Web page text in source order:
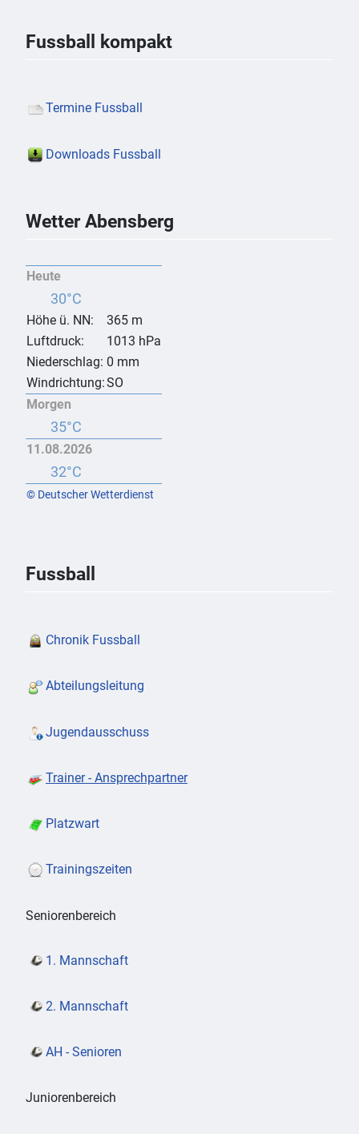
Fussball
Chronik Fussball
Abteilungsleitung
Jugendausschuss
Trainer - Ansprechpartner
Platzwart
Trainingszeiten
Seniorenbereich
1. Mannschaft
2. Mannschaft
AH - Senioren
Juniorenbereich
Fussball kompakt
Termine Fussball
Downloads Fussball
Wetter Abensberg
Heute
30°C
Höhe ü. NN:
365 m
Luftdruck:
1013 hPa
Niederschlag: 0 mm
Windrichtung:SO
Morgen
35°C
11.08.2026
32°C
© Deutscher Wetterdienst